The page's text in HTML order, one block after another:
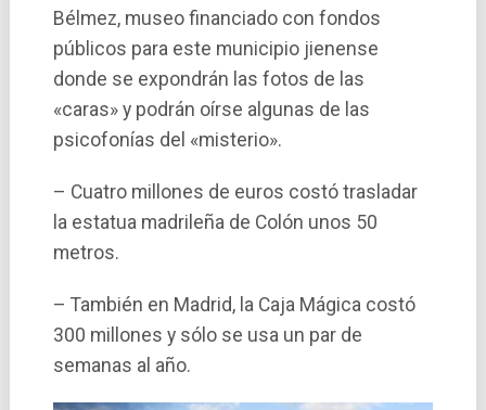
Bélmez, museo financiado con fondos
públicos para este municipio jienense
donde se expondrán las fotos de las
«caras» y podrán oí­rse algunas de las
psicofoní­as del «misterio».
– Cuatro millones de euros costó trasladar
la estatua madrileña de Colón unos 50
metros.
– También en Madrid, la Caja Mágica costó
300 millones y sólo se usa un par de
semanas al año.